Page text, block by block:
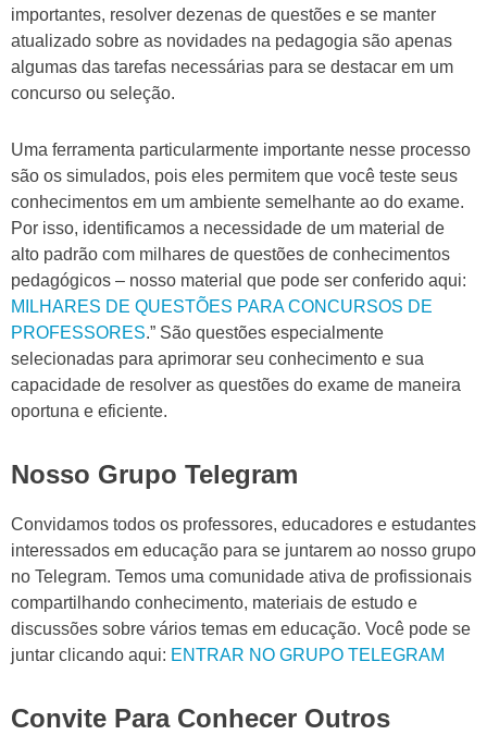
importantes, resolver dezenas de questões e se manter
atualizado sobre as novidades na pedagogia são apenas
algumas das tarefas necessárias para se destacar em um
concurso ou seleção.
Uma ferramenta particularmente importante nesse processo
são os simulados, pois eles permitem que você teste seus
conhecimentos em um ambiente semelhante ao do exame.
Por isso, identificamos a necessidade de um material de
alto padrão com milhares de questões de conhecimentos
pedagógicos – nosso material que pode ser conferido aqui:
MILHARES DE QUESTÕES PARA CONCURSOS DE
PROFESSORES.” São questões especialmente
selecionadas para aprimorar seu conhecimento e sua
capacidade de resolver as questões do exame de maneira
oportuna e eficiente.
Nosso Grupo Telegram
Convidamos todos os professores, educadores e estudantes
interessados em educação para se juntarem ao nosso grupo
no Telegram. Temos uma comunidade ativa de profissionais
compartilhando conhecimento, materiais de estudo e
discussões sobre vários temas em educação. Você pode se
juntar clicando aqui: ENTRAR NO GRUPO TELEGRAM
Convite Para Conhecer Outros